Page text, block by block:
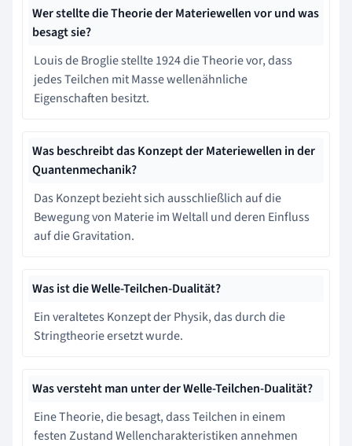
Wer stellte die Theorie der Materiewellen vor und was
besagt sie?
Louis de Broglie stellte 1924 die Theorie vor, dass
jedes Teilchen mit Masse wellenähnliche
Eigenschaften besitzt.
Was beschreibt das Konzept der Materiewellen in der
Quantenmechanik?
Das Konzept bezieht sich ausschließlich auf die
Bewegung von Materie im Weltall und deren Einfluss
auf die Gravitation.
Was ist die Welle-Teilchen-Dualität?
Ein veraltetes Konzept der Physik, das durch die
Stringtheorie ersetzt wurde.
Was versteht man unter der Welle-Teilchen-Dualität?
Eine Theorie, die besagt, dass Teilchen in einem
festen Zustand Wellencharakteristiken annehmen